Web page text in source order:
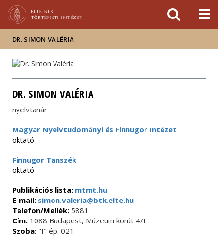
sajtóban
DR. SIMON VALÉRIA
DR. SIMON VALÉRIA
nyelvtanár
Magyar Nyelvtudományi és Finnugor Intézet
oktató
Finnugor Tanszék
oktató
Publikációs lista: mtmt.hu
E-mail: simon.valeria@btk.elte.hu
Telefon/Mellék: 5881
Cím: 1088 Budapest, Múzeum körút 4/I
Szoba: "I" ép. 021